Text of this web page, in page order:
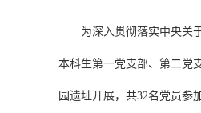
为深入贯彻落实中央关于
本科生第一党支部、第二党
园遗址开展，共32名党员参